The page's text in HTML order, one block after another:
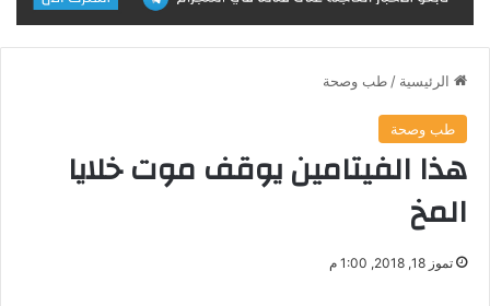
الرئيسية / طب وصحة
طب وصحة
هذا الفيتامين يوقف موت خلايا
المخ
تموز 18, 2018, 1:00 م